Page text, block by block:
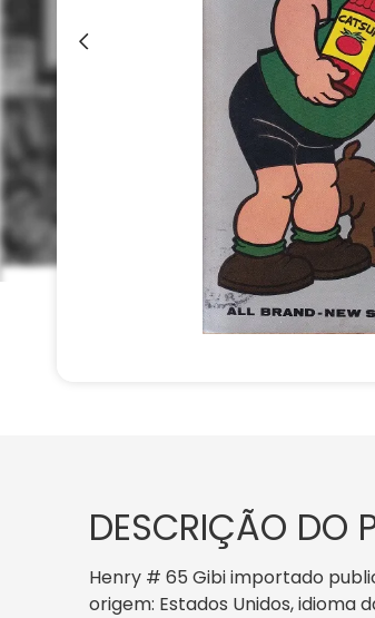
DESCRIÇÃO DO
Henry # 65 Gibi importado
origem: Estados Unidos, idioma